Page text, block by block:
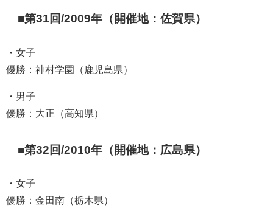
■第31回/2009年（開催地：佐賀県）
・女子
優勝：神村学園（鹿児島県）
・男子
優勝：大正（高知県）
■第32回/2010年（開催地：広島県）
・女子
優勝：金田南（栃木県）